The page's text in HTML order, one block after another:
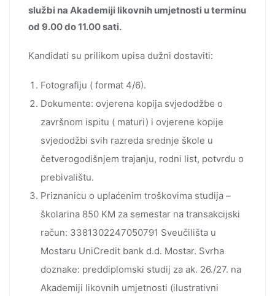
službi na Akademiji likovnih umjetnosti u terminu
od 9.00 do 11.00 sati.
Kandidati su prilikom upisa dužni dostaviti:
Fotografiju ( format 4/6).
Dokumente: ovjerena kopija svjedodžbe o
završnom ispitu ( maturi) i ovjerene kopije
svjedodžbi svih razreda srednje škole u
četverogodišnjem trajanju, rodni list, potvrdu o
prebivalištu.
Priznanicu o uplaćenim troškovima studija –
školarina 850 KM za semestar na transakcijski
račun: 3381302247050791 Sveučilišta u
Mostaru UniCredit bank d.d. Mostar. Svrha
doznake: preddiplomski studij za ak. 26./27. na
Akademiji likovnih umjetnosti (ilustrativni